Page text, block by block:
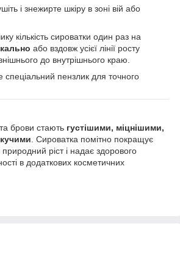
і знежирте шкіру в зоні вій або
кількість сироватки один раз на
або вздовж усієї лінії росту
до внутрішнього краю.
спеціальний пензлик для точного
брови стають густішими, міцнішими,
. Сироватка помітно покращує
ріст і надає здорового
в додаткових косметичних